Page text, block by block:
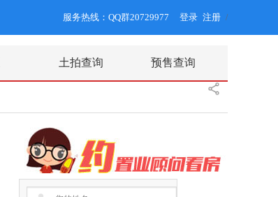
服务热线：QQ群20729977 登录 /
注册
土拍查询 预售查询